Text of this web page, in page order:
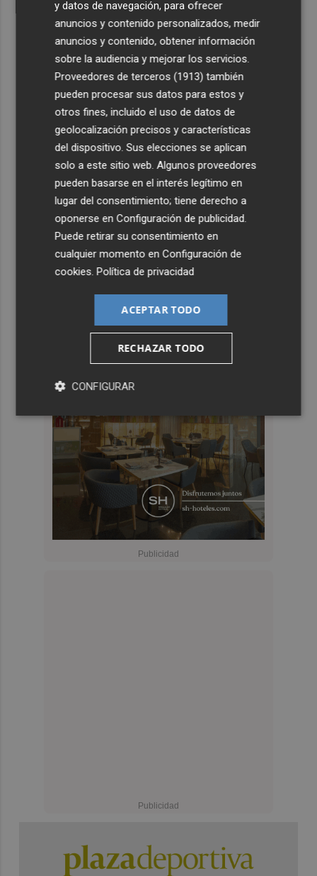
y datos de navegación, para ofrecer
anuncios y contenido personalizados, medir
anuncios y contenido, obtener información
sobre la audiencia y mejorar los servicios.
Proveedores de terceros (1913) también
pueden procesar sus datos para estos y
otros fines, incluido el uso de datos de
geolocalización precisos y características
del dispositivo. Sus elecciones se aplican
solo a este sitio web. Algunos proveedores
pueden basarse en el interés legítimo en
lugar del consentimiento; tiene derecho a
oponerse enConfiguración de publicidad
Puede retirar su consentimiento en
cualquier momento enConfiguración de
cookies .Política de privacidad
ACEPTAR TODO
RECHAZAR TODO
CONFIGURAR